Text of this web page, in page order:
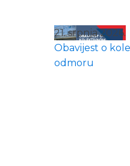
21. srpnja 2026.
Obavijest o
odmoru